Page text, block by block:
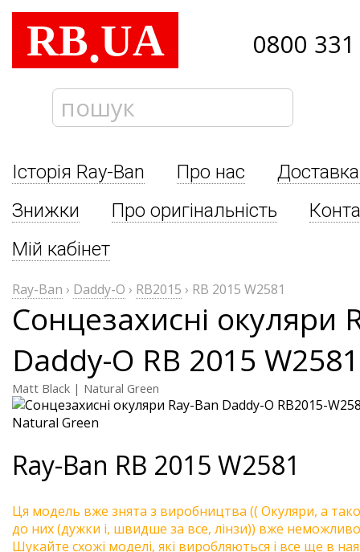
RB.UA 0800
Історія Ray-Ban Про нас
Знижки
Про оригінальність
Мій кабінет
Ray-Ban › Daddy-O › RB2015 › RB 2015 W2581
Сонцезахисні окуляри
Daddy-O RB 2015 W2581
Matt Black | Natural Green
Ray-Ban RB 2015 W2581
Ця модель вже знята з виробництва (( Окуляри, а
до них (дужки і, швидше за все, лінзи)) вже неможливо
Шукайте схожі моделі, які виробляються і все ще в